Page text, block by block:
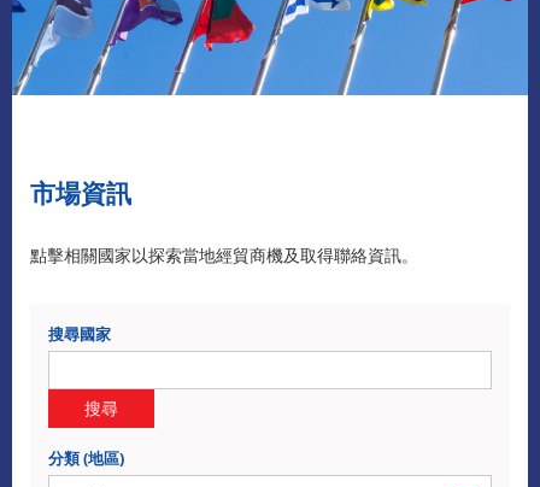
市場資訊
點擊相關國家以探索當地經貿商機及取得聯絡資訊。
搜尋國家
搜尋
分類 (地區)